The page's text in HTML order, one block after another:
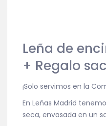
Leña de
+ Regalo
¡Solo servimos en la
En Leñas Madrid
seca, envasada en un